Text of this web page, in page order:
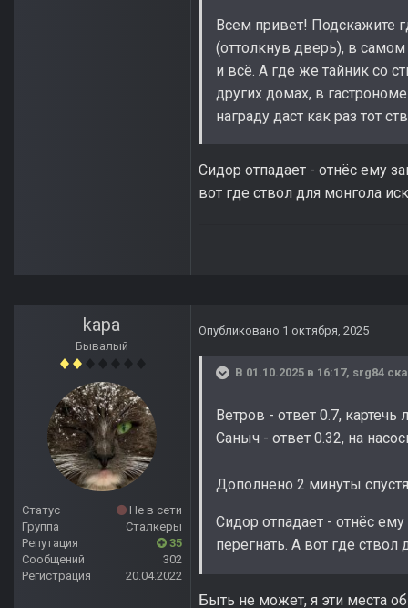
Всем привет! Подскажите
(оттолкнув дверь), в самом
и всё. А где же тайник со
других домах, в
награду даст как раз тот
Сидор отпадает - отнёс ему
вот где ствол для монгола
kapa
Бывалый
Статус
Не в сети
Группа
Сталкеры
Репутация
35
Сообщений
302
Регистрация
20.04.2022
Опубликовано 1 октября, 2025
В 01.10.2025 в 16:17, srg84
Ветров - ответ 0.7,
Саныч - ответ 0.32, на
Дополнено 2 минуты спустя
Сидор отпадает - отнёс ему
перегнать. А вот где ствол
Быть не может, я эти места